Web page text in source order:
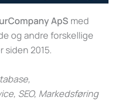
ApS med
og andre forskellige
siden 2015.
SEO, Markedsføring